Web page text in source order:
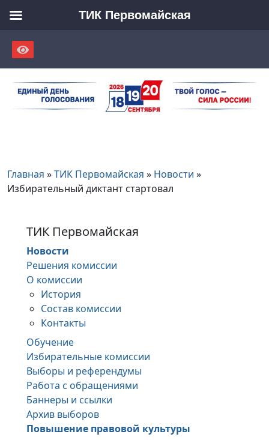
content
Главная »ТИК Первомайская » Новости »
Избирательный диктант стартовал
ТИК Первомайская
Новости
Решения комиссии
О комиссии
История
Состав комиссии
Контакты
Обучение
Избирательные комиссии
Выборы и референдумы
Работа с обращениями
Баннеры и ссылки
Архив выборов
Повышение правовой культуры
ТИК Первомайская